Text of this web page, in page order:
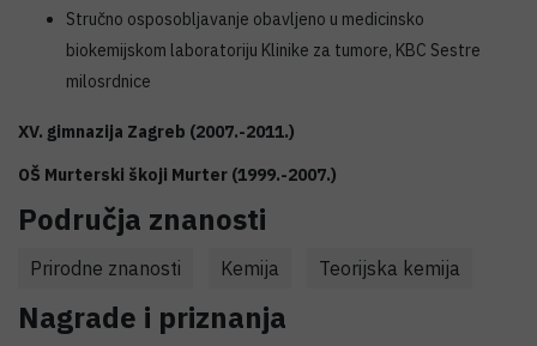
Stručno osposobljavanje obavljeno u medicinsko
biokemijskom laboratoriju Klinike za tumore, KBC Sestre
milosrdnice
XV. gimnazija Zagreb (2007.-2011.)
OŠ Murterski škoji Murter (1999.-2007.)
Područja znanosti
Prirodne znanosti Kemija Teorijska kemija
Nagrade i priznanja